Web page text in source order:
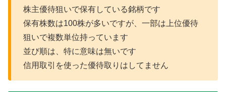
株主優待狙いで保有している銘柄です
保有株数は100株が多いですが、一部は上位優待
狙いで複数単位持っています
並び順は、特に意味は無いです
信用取引を使った優待取りはしてません